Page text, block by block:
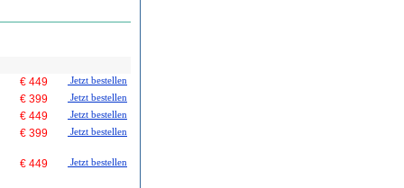
€ 449 Jetzt bestellen
€ 399 Jetzt bestellen
€ 449 Jetzt bestellen
€ 399 Jetzt bestellen
€ 449 Jetzt bestellen